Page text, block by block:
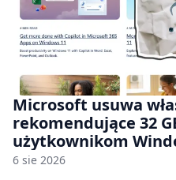
Microsoft usuwa
rekomendujące 32
użytkownikom
nam przy tym
6 sie 2026